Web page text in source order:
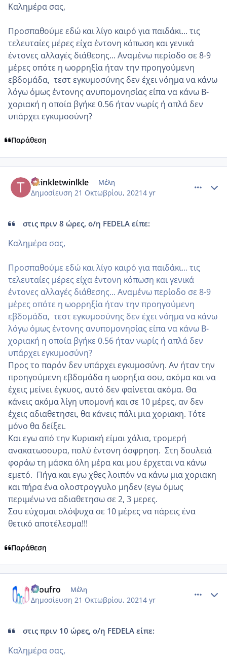
Καλημέρα σας,
Προσπαθούμε εδώ και λίγο καιρό για παιδάκι... τις
τελευταίες μέρες είχα έντονη κόπωση και γενικά
έντονες αλλαγές διάθεσης... Αναμένω περίοδο σε 8-9
μέρες οπότε η ωορρηξία ήταν την προηγούμενη
εβδομάδα, τεστ εγκυμοσύνης δεν έχει νόημα να κάνω
λόγω όμως έντονης ανυπομονησίας είπα να κάνω Β-
χοριακή η οποία βγήκε 0.56 ήταν νωρίς ή απλά δεν
υπάρχει εγκυμοσύνη?
Παράθεση
twinkletwinlkle Μέλη
Δημοσίευση 21 Οκτωβρίου, 20214 yr
στις πριν 8 ώρες, ο/η FEDELA είπε:
Καλημέρα σας,
Προσπαθούμε εδώ και λίγο καιρό για παιδάκι... τις
τελευταίες μέρες είχα έντονη κόπωση και γενικά
έντονες αλλαγές διάθεσης... Αναμένω περίοδο σε 8-9
μέρες οπότε η ωορρηξία ήταν την προηγούμενη
εβδομάδα, τεστ εγκυμοσύνης δεν έχει νόημα να κάνω
λόγω όμως έντονης ανυπομονησίας είπα να κάνω Β-
χοριακή η οποία βγήκε 0.56 ήταν νωρίς ή απλά δεν
υπάρχει εγκυμοσύνη?
Προς το παρόν δεν υπάρχει εγκυμοσύνη. Αν ήταν την
προηγούμενη εβδομάδα η ωορηξια σου, ακόμα και να
έχεις μείνει έγκυος, αυτό δεν φαίνεται ακόμα. Θα
κάνεις ακόμα λίγη υπομονή και σε 10 μέρες, αν δεν
έχεις αδιαθετησει, θα κάνεις πάλι μια χοριακη. Τότε
μόνο θα δείξει.
Και εγω από την Κυριακή είμαι χάλια, τρομερή
ανακατωσουρα, πολύ έντονη όσφρηση. Στη δουλειά
φοράω τη μάσκα όλη μέρα και μου έρχεται να κάνω
εμετό. Πήγα και εγω χθες λοιπόν να κάνω μια χοριακη
και πήρα ένα ολοστρογγυλο μηδεν (εγω όμως
περιμένω να αδιαθετησω σε 2, 3 μερες.
Σου εύχομαι ολόψυχα σε 10 μέρες να πάρεις ένα
θετικό αποτέλεσμα!!!
Παράθεση
Froufro Μέλη
Δημοσίευση 21 Οκτωβρίου, 20214 yr
στις πριν 10 ώρες, ο/η FEDELA είπε:
Καλημέρα σας,